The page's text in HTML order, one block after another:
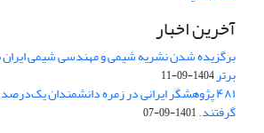
آخرین اخبار
برگزیده شدن نشریه شیمی و مهندسی شیمی ایران
برتر1404-09-11
۴۸۱ پژوهشگر ایرانی در زمره دانشمندان
گرفتند.1401-09-07